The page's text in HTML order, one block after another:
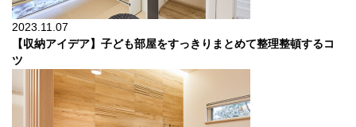
2023.11.07
【収納アイデア】子ども部屋をすっきりまとめて整理整頓するコ
ツ